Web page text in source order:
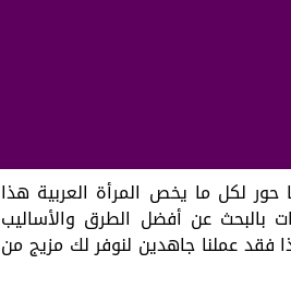
لكل ما يخص المرأة العربية هذا
عن أفضل الطرق والأساليب
فقد عملنا جاهدين لنوفر لك مزيج من